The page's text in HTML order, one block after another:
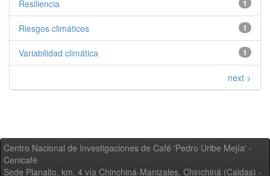
1
Resiliencia
1
Riesgos climáticos
1
Variabilidad climática
next >
Centro Nacional de Investigaciones de Café 'Pedro Uribe Mejía' -
Cenicafé
Sede Planalto, km. 4 vía Chinchiná-Manizales. Chinchiná (Caldas) -